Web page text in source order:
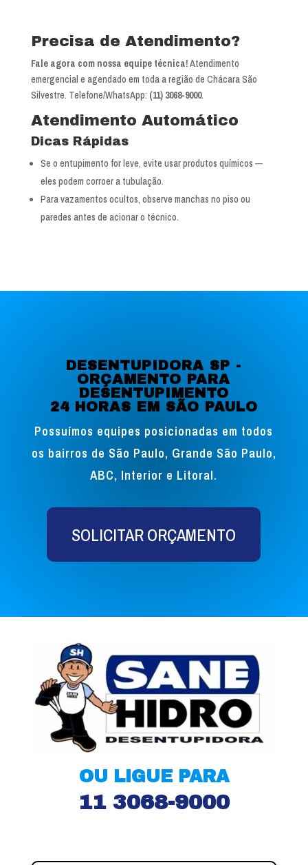
Precisa de Atendimento?
Fale agora com nossa equipe técnica!Atendimento
emergencial e agendado em toda a região de Chácara São
Silvestre. Telefone/WhatsApp: (11) 3068-9000.
Atendimento Automático
Dicas Rápidas
Se o entupimento for leve, evite usar produtos químicos —
eles podem corroer a tubulação.
Para vazamentos ocultos, observe manchas no piso ou
paredes antes de acionar o técnico.
DESENTUPIDORA SP -
ORÇAMENTO PARA
DESENTUPIMENTO
24 HORAS EM SÃO PAULO
Possuímos equipes posicionadas em todos
os bairros de São Paulo, Grande São Paulo,
ABC, Interior e Litoral.
SOLICITAR ORÇAMENTO
OU LIGUE PARA
11 3068-9000